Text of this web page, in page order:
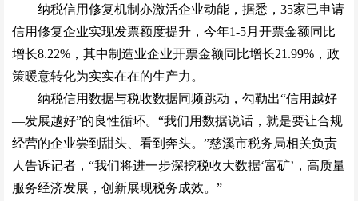
纳税信用修复机制亦激活企业动能，据悉，35家已申请
信用修复企业实现发票额度提升，今年1-5月开票金额同比
增长8.22%，其中制造业企业开票金额同比增长21.99%，政
策暖意转化为实实在在的生产力。
纳税信用数据与税收数据同频跳动，勾勒出“信用越好
—发展越好”的良性循环。“我们用数据说话，就是要让合规
经营的企业尝到甜头、看到奔头。”慈溪市税务局相关负责
人告诉记者，“我们将进一步深挖税收大数据‘富矿’，高质量
服务经济发展，创新展现税务成效。”